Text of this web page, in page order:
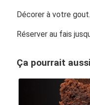
Décorer à votre gout.
Réserver au fais
Ça pourrait